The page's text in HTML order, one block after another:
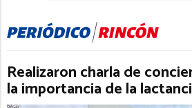
Realizaron charla de
la importancia de la